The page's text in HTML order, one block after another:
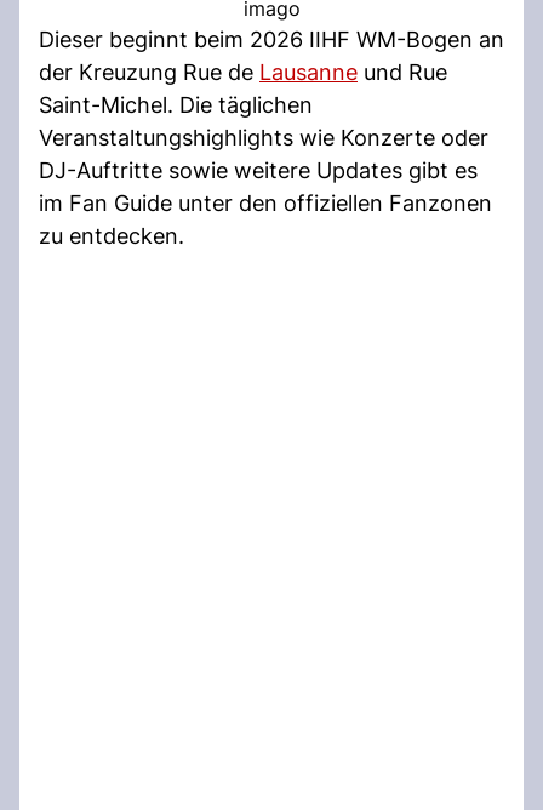
imago
Dieser beginnt beim 2026 IIHF WM-Bogen an
der Kreuzung Rue de Lausanne und Rue
Saint-Michel. Die täglichen
Veranstaltungshighlights wie Konzerte oder
DJ-Auftritte sowie weitere Updates gibt es
im Fan Guide unter den offiziellen Fanzonen
zu entdecken.